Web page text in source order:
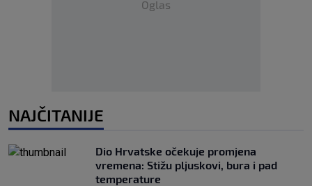
Oglas
NAJČITANIJE
Dio Hrvatske očekuje promjena
vremena: Stižu pljuskovi, bura i pad
temperature